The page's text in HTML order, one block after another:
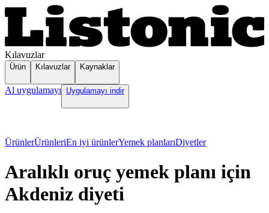
Kılavuzlar
Ürün Kılavuzlar Kaynaklar
Al uygulamayı Uygulamayı indir
ÜrünlerÜrünleriEn iyi ürünlerYemek planlarıDiyetler
Aralıklı oruç yemek planı için
Akdeniz diyeti